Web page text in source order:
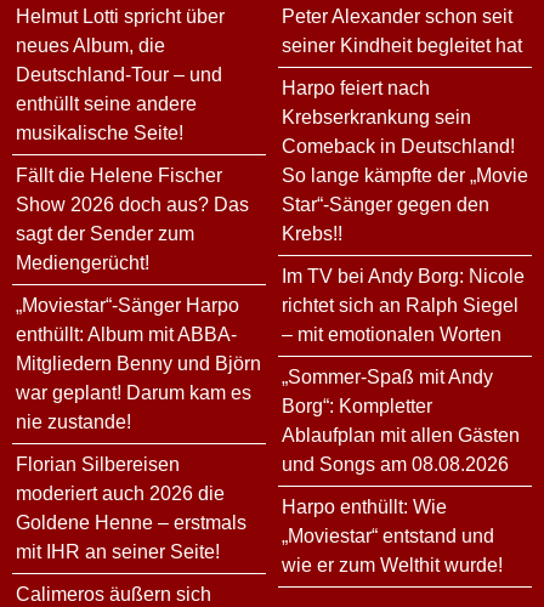
Helmut Lotti spricht über
neues Album, die
Deutschland-Tour – und
enthüllt seine andere
musikalische Seite!
Fällt die Helene Fischer
Show 2026 doch aus? Das
sagt der Sender zum
Mediengerücht!
„Moviestar“-Sänger Harpo
enthüllt: Album mit ABBA-
Mitgliedern Benny und Björn
war geplant! Darum kam es
nie zustande!
Florian Silbereisen
moderiert auch 2026 die
Goldene Henne – erstmals
mit IHR an seiner Seite!
Calimeros äußern sich
Peter Alexander schon seit
seiner Kindheit begleitet hat
Harpo feiert nach
Krebserkrankung sein
Comeback in Deutschland!
So lange kämpfte der „Movie
Star“-Sänger gegen den
Krebs!!
Im TV bei Andy Borg: Nicole
richtet sich an Ralph Siegel
– mit emotionalen Worten
„Sommer-Spaß mit Andy
Borg“: Kompletter
Ablaufplan mit allen Gästen
und Songs am 08.08.2026
Harpo enthüllt: Wie
„Moviestar“ entstand und
wie er zum Welthit wurde!